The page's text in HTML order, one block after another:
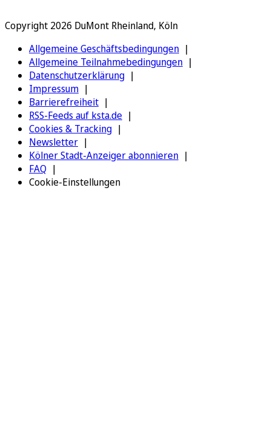
Copyright 2026 DuMont Rheinland, Köln
Allgemeine Geschäftsbedingungen
Allgemeine Teilnahmebedingungen
Datenschutzerklärung
Impressum
Barrierefreiheit
RSS-Feeds auf ksta.de
Cookies & Tracking
Newsletter
Kölner Stadt-Anzeiger abonnieren
FAQ
Cookie-Einstellungen